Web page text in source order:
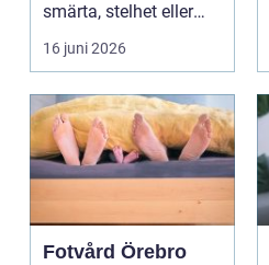
smärta, stelhet eller
felställningar uppstår...
16 juni 2026
Fotvård Örebro